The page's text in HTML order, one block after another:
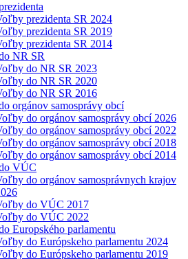
prezidenta SR 2024
prezidenta SR 2019
prezidenta SR 2014
NR SR
do NR SR 2023
do NR SR 2020
do NR SR 2016
orgánov samosprávy obcí
do orgánov samosprávy obcí 2026
do orgánov samosprávy obcí 2022
do orgánov samosprávy obcí 2018
do orgánov samosprávy obcí 2014
VÚC
do orgánov samosprávnych krajov
do VÚC 2017
do VÚC 2022
Europského parlamentu
do Európskeho parlamentu 2024
do Európskeho parlamentu 2019